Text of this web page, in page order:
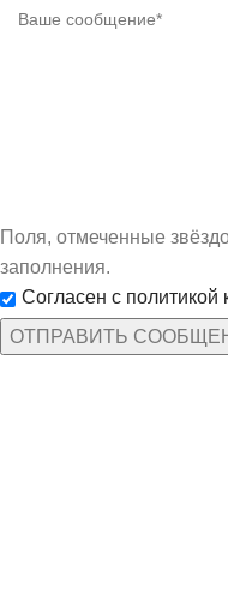
Поля, отмеченные
заполнения.
Согласен с